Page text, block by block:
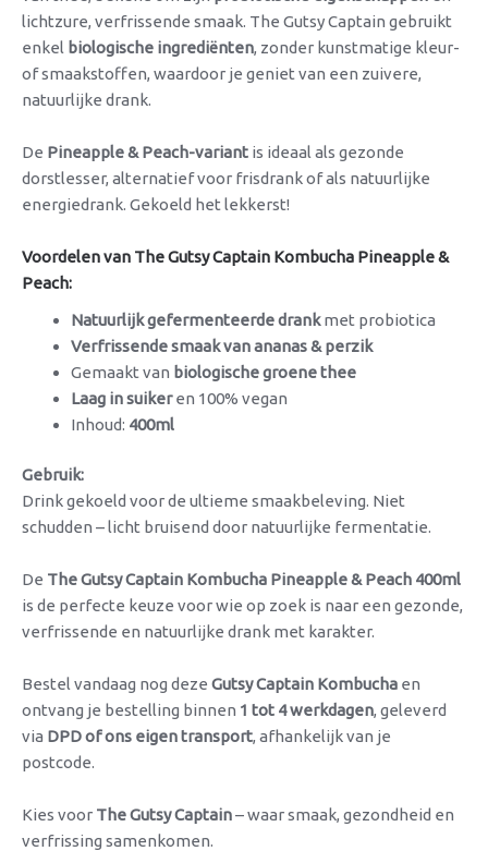
lichtzure, verfrissende smaak. The Gutsy Captain gebruikt
enkel biologische ingrediënten, zonder kunstmatige kleur-
of smaakstoffen, waardoor je geniet van een zuivere,
natuurlijke drank.
De Pineapple & Peach-variant is ideaal als gezonde
dorstlesser, alternatief voor frisdrank of als natuurlijke
energiedrank. Gekoeld het lekkerst!
Voordelen van The Gutsy Captain Kombucha Pineapple &
Peach:
Natuurlijk gefermenteerde drankmet probiotica
Verfrissende smaak van ananas & perzik
Gemaakt van biologische groene thee
Laag in suikeren 100% vegan
Inhoud: 400ml
Gebruik:
Drink gekoeld voor de ultieme smaakbeleving. Niet
schudden – licht bruisend door natuurlijke fermentatie.
De The Gutsy Captain Kombucha Pineapple & Peach 400ml
is de perfecte keuze voor wie op zoek is naar een gezonde,
verfrissende en natuurlijke drank met karakter.
Bestel vandaag nog deze Gutsy Captain Kombucha en
ontvang je bestelling binnen 1 tot 4 werkdagen, geleverd
via DPD of ons eigen transport, afhankelijk van je
postcode.
Kies voor The Gutsy Captain– waar smaak, gezondheid en
verfrissing samenkomen.